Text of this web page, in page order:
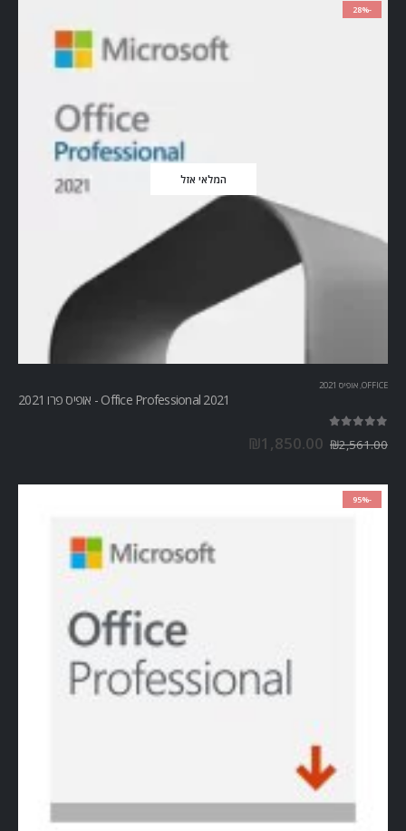
-28%
המלאי אזל
OFFICE
, אופיס 2021
Office Professional 2021 - אופיס פרו 2021
₪2,561.00
₪1,850.00
-95%